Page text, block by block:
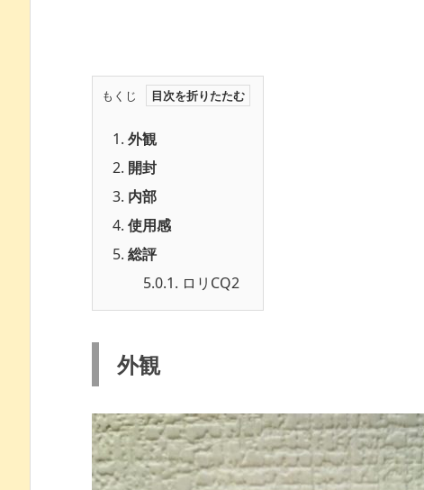
もくじ
1. 外観
2. 開封
3. 内部
4. 使用感
5. 総評
5.0.1. ロリCQ2
外観